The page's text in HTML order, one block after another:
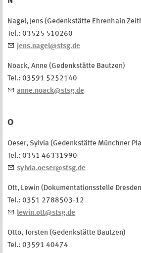
Nagel, Jens (Gedenkstätte Ehrenhain
Tel.: 03525 510260
jens.nagel@stsg.de
Noack, Anne (Gedenkstätte Bautzen)
Tel.: 03591 5252140
​anne.noack@stsg.de
O
Oeser, Sylvia (Gedenkstätte Münchner
Tel.: 0351 46331990
sylvia.oeser@stsg.de
Ott, Lewin (Dokumentationsstelle
Tel.: 0351 2788503-12
lewin.ott@stsg.de
Otto, Torsten (Gedenkstätte Bautzen)
Tel.: 03591 40474